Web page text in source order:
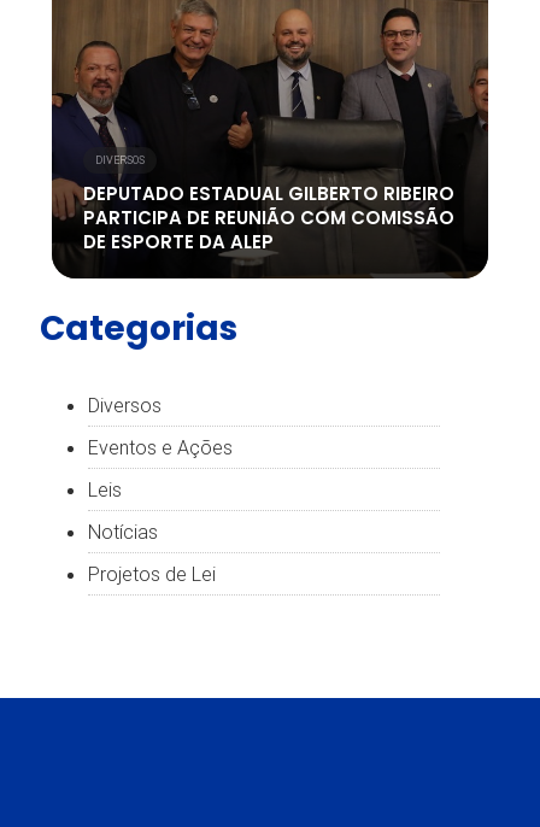
DIVERSOS
DEPUTADO ESTADUAL GILBERTO RIBEIRO
PARTICIPA DE REUNIÃO COM COMISSÃO
DE ESPORTE DA ALEP
Categorias
Diversos
Eventos e Ações
Leis
Notícias
Projetos de Lei